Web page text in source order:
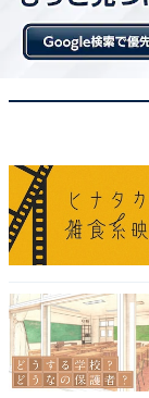
専門卒と大
【学歴別】初任給平
初任給平均額
万円、「大卒」